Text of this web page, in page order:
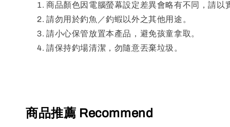
商品顏色因電腦螢幕設定差異會略有不同，請以
請勿用於釣魚／釣蝦以外之其他用途。
請小心保管放置本產品，避免孩童拿取。
請保持釣場清潔，勿隨意丟棄垃圾。
商品推薦 Recommend